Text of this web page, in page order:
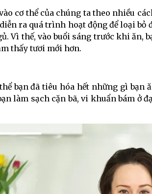
cơ thể của chúng ta theo nhiều
ra quá trình hoạt động để loại bỏ
Vì thế, vào buổi sáng trước khi ăn,
thấy tươi mới hơn.
bạn đã tiêu hóa hết những gì bạn
làm sạch cặn bã, vi khuẩn bám ở